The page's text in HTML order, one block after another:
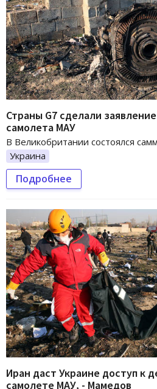
Страны G7 сделали
самолета МАУ
В Великобритании состоялся
Украина
Подробнее
Иран даст Украине доступ к
самолете МАУ, - Мамедов